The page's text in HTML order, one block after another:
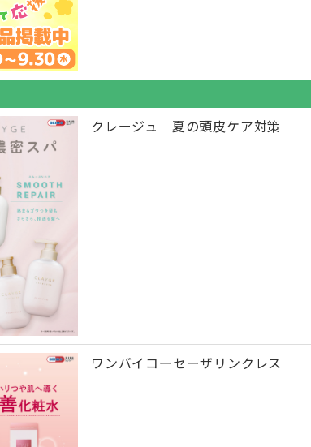
クレージュ 夏の頭皮ケア対策
ワンバイコーセーザリンクレス